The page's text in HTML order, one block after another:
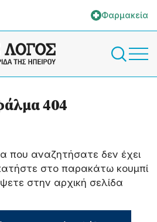
Φαρμακεία
404
που αναζητήσατε δεν έχει
στο παρακάτω κουμπί
στην αρχική σελίδα